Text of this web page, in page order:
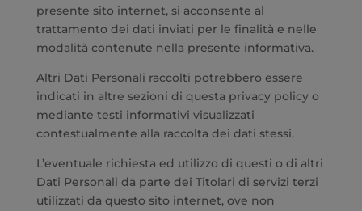
presente sito internet, si acconsente al
trattamento dei dati inviati per le finalità e nelle
modalità contenute nella presente informativa.
Altri Dati Personali raccolti potrebbero essere
indicati in altre sezioni di questa privacy policy o
mediante testi informativi visualizzati
contestualmente alla raccolta dei dati stessi.
L’eventuale richiesta ed utilizzo di questi o di altri
Dati Personali da parte dei Titolari di servizi terzi
utilizzati da questo sito internet, ove non